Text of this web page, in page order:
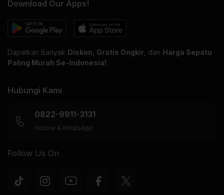
Download Our Apps!
Dapatkan Banyak Diskon, Gratis Ongkir, dan Harga Sepatu
Paling Murah Se-Indonesia!
Hubungi Kami
0822-9911-3131
Hotline & WhatsApp
Follow Us On